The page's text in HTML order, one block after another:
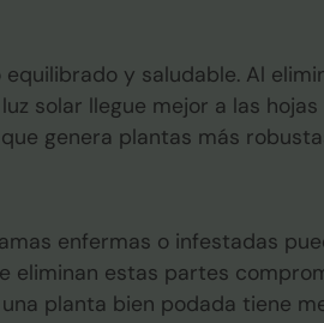
y saludable. Al
solar llegue mejor a las
genera plantas más
enfermas o infestadas
estas partes
planta bien podada tiene